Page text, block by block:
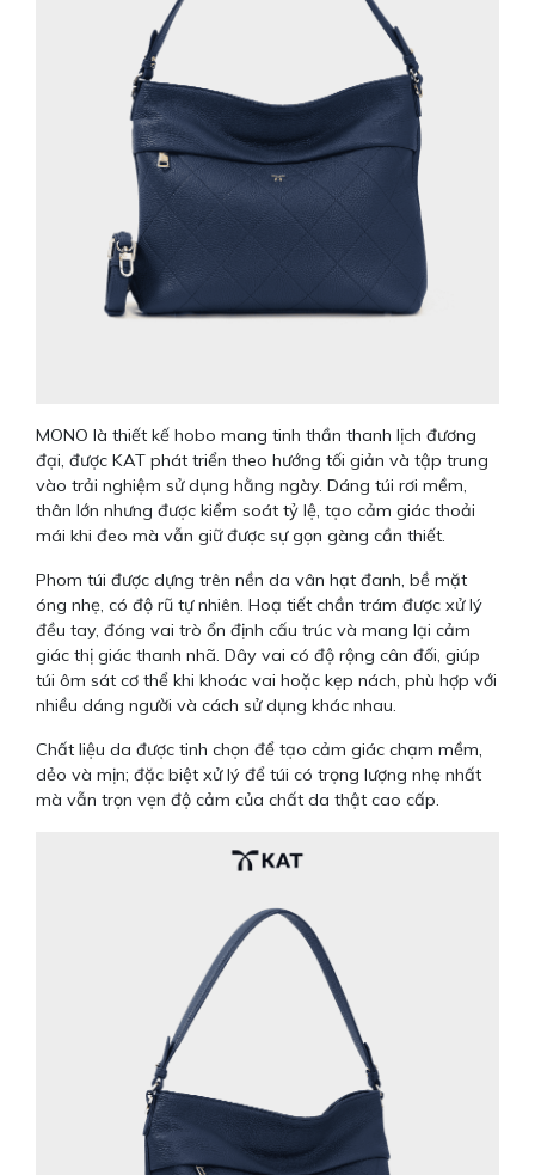
MONO là thiết kế hobo mang tinh thần thanh lịch đương
đại, được KAT phát triển theo hướng tối giản và tập trung
vào trải nghiệm sử dụng hằng ngày. Dáng túi rơi mềm,
thân lớn nhưng được kiểm soát tỷ lệ, tạo cảm giác thoải
mái khi đeo mà vẫn giữ được sự gọn gàng cần thiết.
Phom túi được dựng trên nền da vân hạt đanh, bề mặt
óng nhẹ, có độ rũ tự nhiên. Hoạ tiết chần trám được xử lý
đều tay, đóng vai trò ổn định cấu trúc và mang lại cảm
giác thị giác thanh nhã. Dây vai có độ rộng cân đối, giúp
túi ôm sát cơ thể khi khoác vai hoặc kẹp nách, phù hợp với
nhiều dáng người và cách sử dụng khác nhau.
Chất liệu da được tinh chọn để tạo cảm giác chạm mềm,
dẻo và mịn; đặc biệt xử lý để túi có trọng lượng nhẹ nhất
mà vẫn trọn vẹn độ cảm của chất da thật cao cấp.